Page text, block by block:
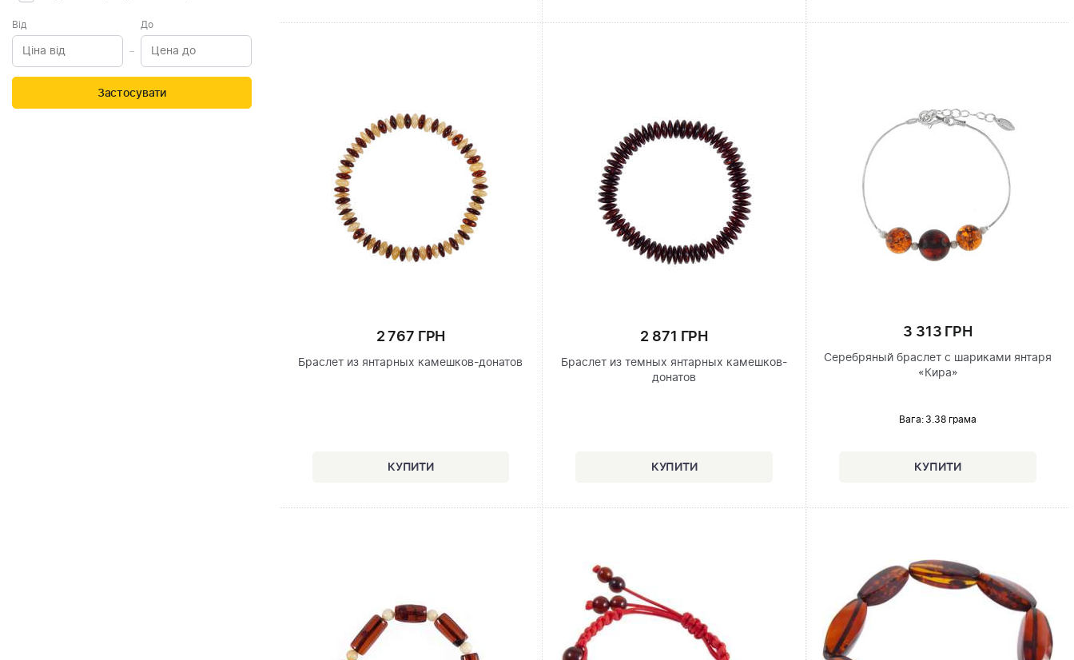
Від До
Застосувати
2 767 ГРН
Браслет из янтарных камешков-донатов
2 871 ГРН
Браслет из темных янтарных камешков-
донатов
3 313 ГРН
Серебряный браслет с шариками янтаря
«Кира»
Вага: 3.38 грама